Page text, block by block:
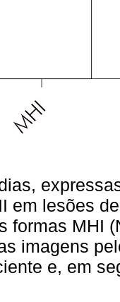
em lesões
formas MHI
imagens
e, em